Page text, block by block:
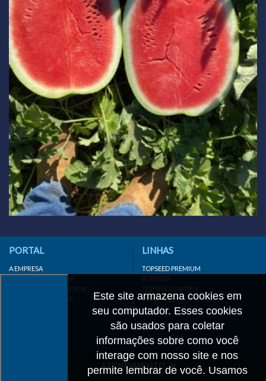
Este site armazena cookies em
seu computador. Esses cookies
são usados para coletar
informações sobre como você
interage com nosso site e nos
permite lembrar de você. Usamos
PORTAL
A EMPRESA
INSTITUTO AGRISTAR
DISTRIBUIDOR/REVENDA
LINKS IMPORTANTES
LINHAS
TOPSEED PREMIUM
TOPSEED
TOPSEED GARDEN
SUPERSEED
ATENDIMENTO